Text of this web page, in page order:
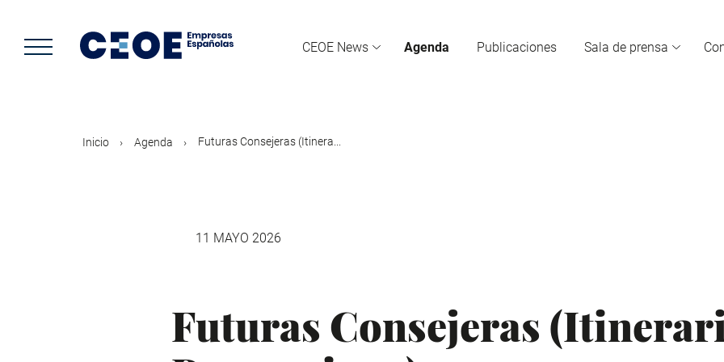
contenido
principal
CEOE News Agenda Publicaciones Sala de prensa
Inicio Agenda Futuras Consejeras (Itinera...
11 MAYO 2026
Futuras Consejeras